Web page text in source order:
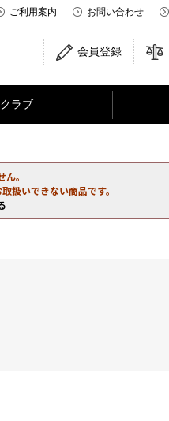
ご利用案内 お問い合わせ
会員登録
ラブ
。
扱いできない商品です。